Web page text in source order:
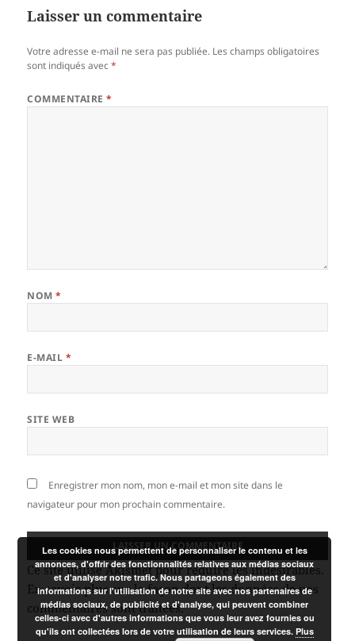
Laisser un commentaire
Votre adresse e-mail ne sera pas publiée. Les champs obligatoires
sont indiqués avec*
COMMENTAIRE*
NOM*
E-MAIL *
SITE WEB
Enregistrer mon nom, mon e-mail et mon site dans le
navigateur pour mon prochain commentaire.
Ce site utilise Akismet pour réduire les indésirables.
En savoir plus sur la façon dont les données de vos
commentaires sont traitées.
Les cookies nous permettent de personnaliser le contenu et les
annonces, d'offrir des fonctionnalités relatives aux médias sociaux
et d'analyser notre trafic. Nous partageons également des
informations sur l'utilisation de notre site avec nos partenaires de
médias sociaux, de publicité et d'analyse, qui peuvent combiner
celles-ci avec d'autres informations que vous leur avez fournies ou
qu'ils ont collectées lors de votre utilisation de leurs services. Plus